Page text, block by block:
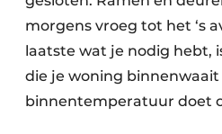
morgens vroeg tot het ‘s
laatste wat je nodig hebt,
die je woning binnenwaait
binnentemperatuur doet